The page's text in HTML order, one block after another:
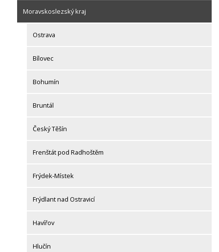
Moravskoslezský kraj
Ostrava
Bílovec
Bohumín
Bruntál
Český Těšín
Frenštát pod Radhoštěm
Frýdek-Místek
Frýdlant nad Ostravicí
Havířov
Hlučín